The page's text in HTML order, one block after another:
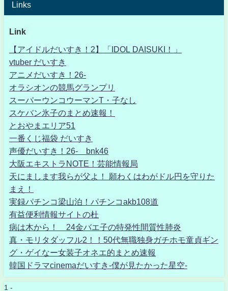
Links
Link
【アイドルだいすき！2】「IDOL DAISUKI！」
vtuber だいすき
アニメだいすき！26-
オラシオンの競馬グランプリ
スーパーウンコウーマンT・子なし
スケバン氷子のまとめ速報！
とおやまエリア51
一番くじ福袋 だいすき
声優だいすき！26- bnk46
大阪エキストラNOTE！芸能情報局
天にまします我らが父よ！ 願わくはわがドル円を守りた
まえ！
実録パチンコ梁山泊！パチンコakb108道
有益便利情報サイトの杜
病は木から！ 24金バエ子の特発性間質性肺炎
真・モリタダッフル2！！50代無職独身ガチホモ童貞ギン
グ・ゲイなー女装子オネエ的まとめ速報
韓国ドラマcinemaだいすき-僕が見たかった星空-
1 -